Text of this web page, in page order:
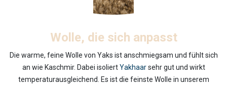
Wolle, die sich anpasst
Die warme, feine Wolle von Yaks ist anschmiegsam und fühlt sich
an wie Kaschmir. Dabei isoliertYakhaarsehr gut und wirkt
temperaturausgleichend. Es ist die feinste Wolle in unserem